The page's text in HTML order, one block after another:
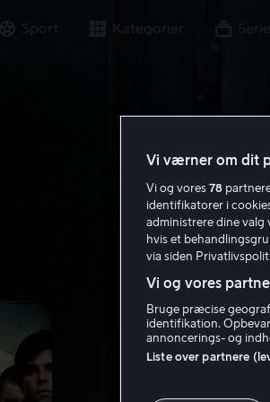
Sport Kategorier
Vi værner om dit
Vi og vores 78
identifikatorer i
administrere dine valg
hvis et
via siden
Vi og vores
Bruge præcise
identifikation.
annoncerings- og
Liste over partnere